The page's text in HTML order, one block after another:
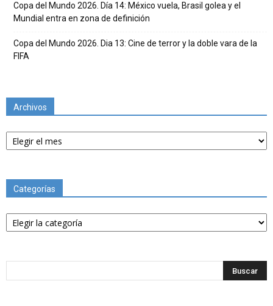
Copa del Mundo 2026. Día 14: México vuela, Brasil golea y el
Mundial entra en zona de definición
Copa del Mundo 2026. Dia 13: Cine de terror y la doble vara de la
FIFA
Archivos
Archivos
Categorías
Categorías